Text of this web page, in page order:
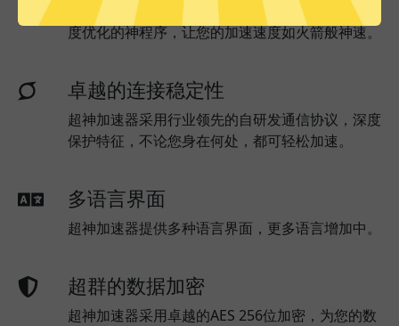
超神加速器已为所有超神加速器服务器部署实时速
度优化的神程序，让您的加速速度如火箭般神速。
卓越的连接稳定性
超神加速器采用行业领先的自研发通信协议，深度
保护特征，不论您身在何处，都可轻松加速。
多语言界面
超神加速器提供多种语言界面，更多语言增加中。
超群的数据加密
超神加速器采用卓越的AES 256位加密，为您的数